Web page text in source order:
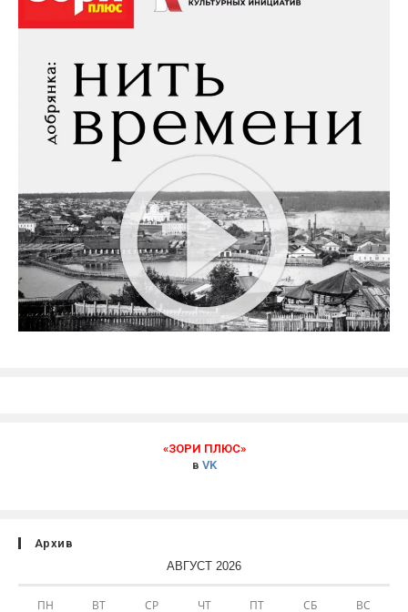
«ЗОРИ ПЛЮС»
в VK
Архив
АВГУСТ 2026
ПН ВТ СР ЧТ ПТ СБ ВС